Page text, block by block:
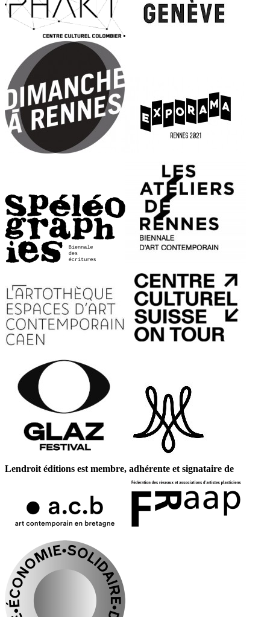
Lendroit éditions est membre, adhérente et signataire de